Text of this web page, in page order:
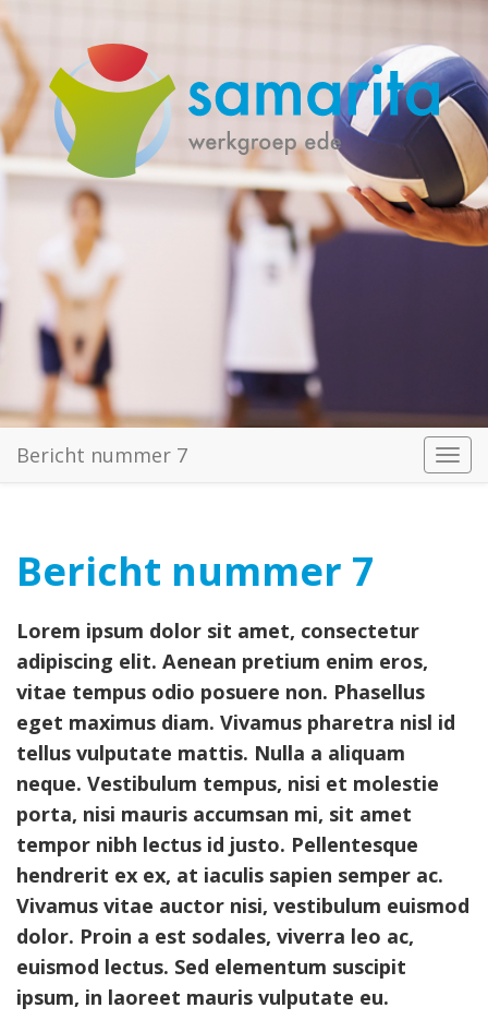
Bericht nummer 7
Bericht nummer 7
Lorem ipsum dolor sit amet, consectetur
adipiscing elit. Aenean pretium enim eros,
vitae tempus odio posuere non. Phasellus
eget maximus diam. Vivamus pharetra nisl id
tellus vulputate mattis. Nulla a aliquam
neque. Vestibulum tempus, nisi et molestie
porta, nisi mauris accumsan mi, sit amet
tempor nibh lectus id justo. Pellentesque
hendrerit ex ex, at iaculis sapien semper ac.
Vivamus vitae auctor nisi, vestibulum euismod
dolor. Proin a est sodales, viverra leo ac,
euismod lectus. Sed elementum suscipit
ipsum, in laoreet mauris vulputate eu.